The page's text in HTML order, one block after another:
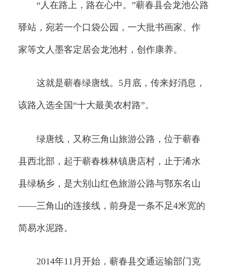
“人在路上，路在心中。”蕲春县会龙池公路
驿站，宛若一个口袋公园，一大批书画家、作
家等文人墨客定居会龙池村，创作康养。
这就是蕲春绿唐线。5月底，传来好消息，
该路入选全国“十大最美农村路”。
绿唐线，又称三角山旅游公路，位于蕲春
县西北部，起于蕲春株林镇唐店村，止于浠水
县绿杨乡，是大别山红色旅游公路与鄂东名山
——三角山的连接线，前身是一条不足4米宽的
简易水泥路。
2014年11月开始，蕲春县交通运输部门克